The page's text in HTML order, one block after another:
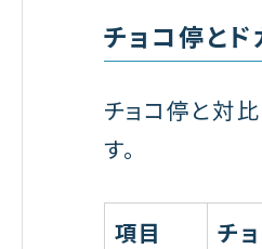
チョコ停とド
チョコ停と対
す。
項目
チ